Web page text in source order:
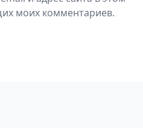
моих комментариев.